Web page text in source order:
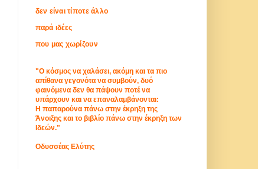
δεν είναι τίποτε άλλο
παρά ιδέες
που μας χωρίζουν
"Ο κόσμος να χαλάσει, ακόμη και τα πιο
απίθανα γεγονότα να συμβούν, δυό
φαινόμενα δεν θα πάψουν ποτέ να
υπάρχουν και να επαναλαμβάνονται:
Η παπαρούνα πάνω στην έκρηξη της
Άνοιξης και το βιβλίο πάνω στην έκρηξη των
Ιδεών."
Οδυσσέας Ελύτης